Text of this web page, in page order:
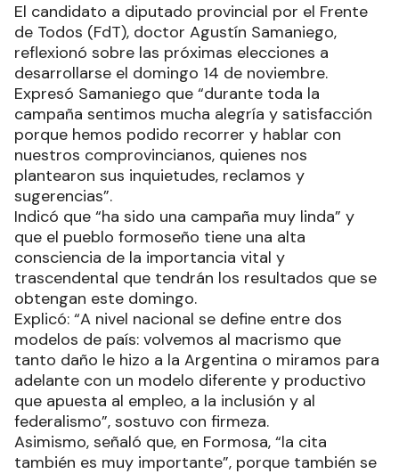
El candidato a diputado provincial por el Frente
de Todos (FdT), doctor Agustín Samaniego,
reflexionó sobre las próximas elecciones a
desarrollarse el domingo 14 de noviembre.
Expresó Samaniego que “durante toda la
campaña sentimos mucha alegría y satisfacción
porque hemos podido recorrer y hablar con
nuestros comprovincianos, quienes nos
plantearon sus inquietudes, reclamos y
sugerencias”.
Indicó que “ha sido una campaña muy linda” y
que el pueblo formoseño tiene una alta
consciencia de la importancia vital y
trascendental que tendrán los resultados que se
obtengan este domingo.
Explicó: “A nivel nacional se define entre dos
modelos de país: volvemos al macrismo que
tanto daño le hizo a la Argentina o miramos para
adelante con un modelo diferente y productivo
que apuesta al empleo, a la inclusión y al
federalismo”, sostuvo con firmeza.
Asimismo, señaló que, en Formosa, “la cita
también es muy importante”, porque también se